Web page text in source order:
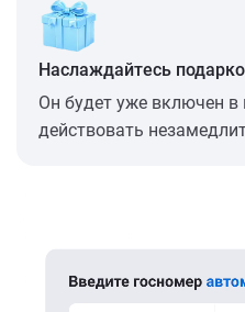
Наслаждайтесь
Он будет уже включен в
действовать